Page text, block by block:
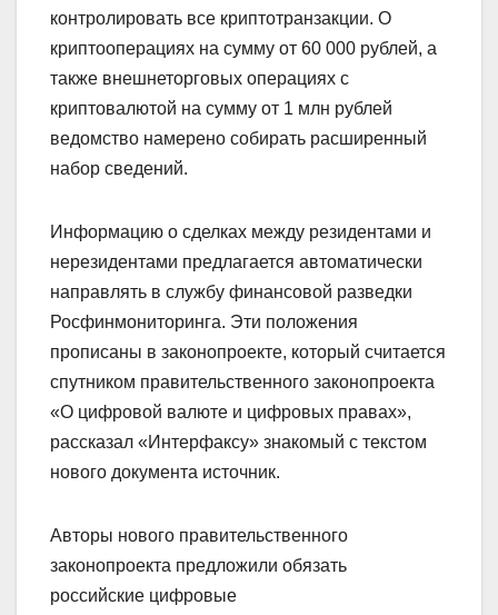
контролировать все криптотранзакции. О
криптооперациях на сумму от 60 000 рублей, а
также внешнеторговых операциях с
криптовалютой на сумму от 1 млн рублей
ведомство намерено собирать расширенный
набор сведений.
Информацию о сделках между резидентами и
нерезидентами предлагается автоматически
направлять в службу финансовой разведки
Росфинмониторинга. Эти положения
прописаны в законопроекте, который считается
спутником правительственного законопроекта
«О цифровой валюте и цифровых правах»,
рассказал «Интерфаксу» знакомый с текстом
нового документа источник.
Авторы нового правительственного
законопроекта предложили обязать
российские цифровые